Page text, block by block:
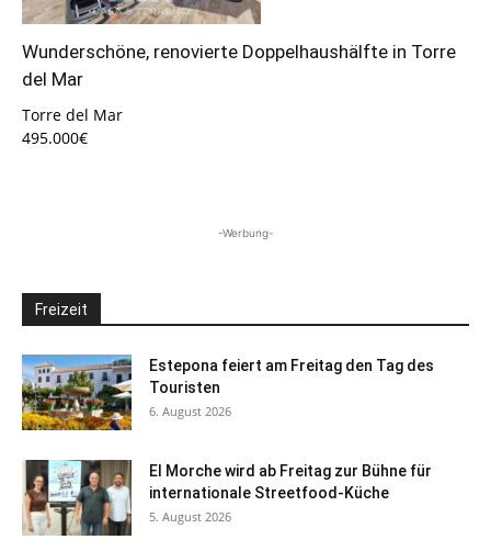
Wunderschöne, renovierte Doppelhaushälfte in Torre
del Mar
Torre del Mar
495.000€
-Werbung-
Freizeit
Estepona feiert am Freitag den Tag des
Touristen
6. August 2026
El Morche wird ab Freitag zur Bühne für
internationale Streetfood-Küche
5. August 2026